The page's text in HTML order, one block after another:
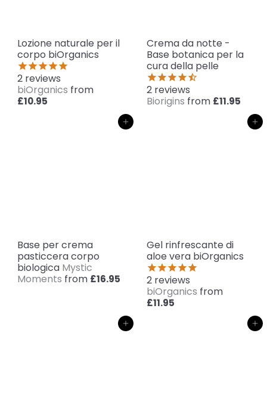
Lozione naturale per il
corpo biOrganics
2 reviews
biOrganics from
£10.95
Crema da notte -
Base botanica per la
cura della pelle
2 reviews
Biorigins from £11.95
Aggiungi al carrello
Base per crema
pasticcera corpo
biologica Mystic
Moments from £16.95
Aggiungi al carrello
Gel rinfrescante di
aloe vera biOrganics
2 reviews
biOrganics from
£11.95
Aggiungi al carrello Aggiungi al carrello